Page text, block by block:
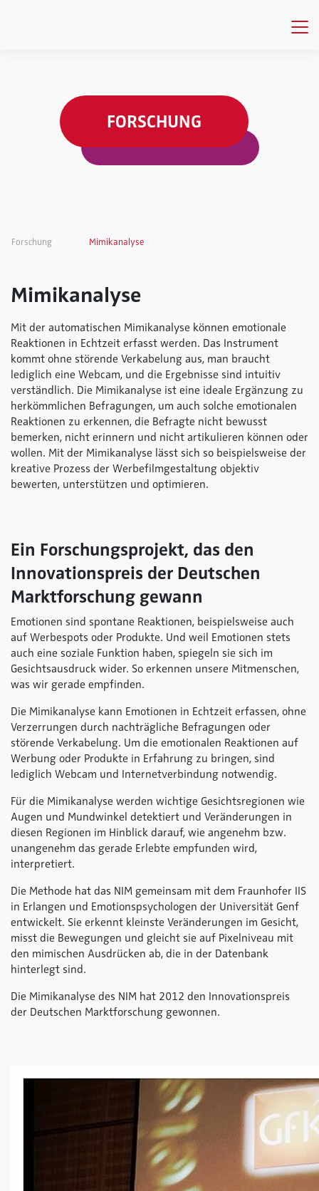
FORSCHUNG
Forschung Mimikanalyse
Mimikanalyse
Mit der automatischen Mimikanalyse können emotionale
Reaktionen in Echtzeit erfasst werden. Das Instrument
kommt ohne störende Verkabelung aus, man braucht
lediglich eine Webcam, und die Ergebnisse sind intuitiv
verständlich. Die Mimikanalyse ist eine ideale Ergänzung zu
herkömmlichen Befragungen, um auch solche emotionalen
Reaktionen zu erkennen, die Befragte nicht bewusst
bemerken, nicht erinnern und nicht artikulieren können oder
wollen. Mit der Mimikanalyse lässt sich so beispielsweise der
kreative Prozess der Werbefilmgestaltung objektiv
bewerten, unterstützen und optimieren.
Ein Forschungsprojekt, das den
Innovationspreis der Deutschen
Marktforschung gewann
Emotionen sind spontane Reaktionen, beispielsweise auch
auf Werbespots oder Produkte. Und weil Emotionen stets
auch eine soziale Funktion haben, spiegeln sie sich im
Gesichtsausdruck wider. So erkennen unsere Mitmenschen,
was wir gerade empfinden.
Die Mimikanalyse kann Emotionen in Echtzeit erfassen, ohne
Verzerrungen durch nachträgliche Befragungen oder
störende Verkabelung. Um die emotionalen Reaktionen auf
Werbung oder Produkte in Erfahrung zu bringen, sind
lediglich Webcam und Internetverbindung notwendig.
Für die Mimikanalyse werden wichtige Gesichtsregionen wie
Augen und Mundwinkel detektiert und Veränderungen in
diesen Regionen im Hinblick darauf, wie angenehm bzw.
unangenehm das gerade Erlebte empfunden wird,
interpretiert.
Die Methode hat das NIM gemeinsam mit dem Fraunhofer IIS
in Erlangen und Emotionspsychologen der Universität Genf
entwickelt. Sie erkennt kleinste Veränderungen im Gesicht,
misst die Bewegungen und gleicht sie auf Pixelniveau mit
den mimischen Ausdrücken ab, die in der Datenbank
hinterlegt sind.
Die Mimikanalyse des NIM hat 2012 den Innovationspreis
der Deutschen Marktforschung gewonnen.